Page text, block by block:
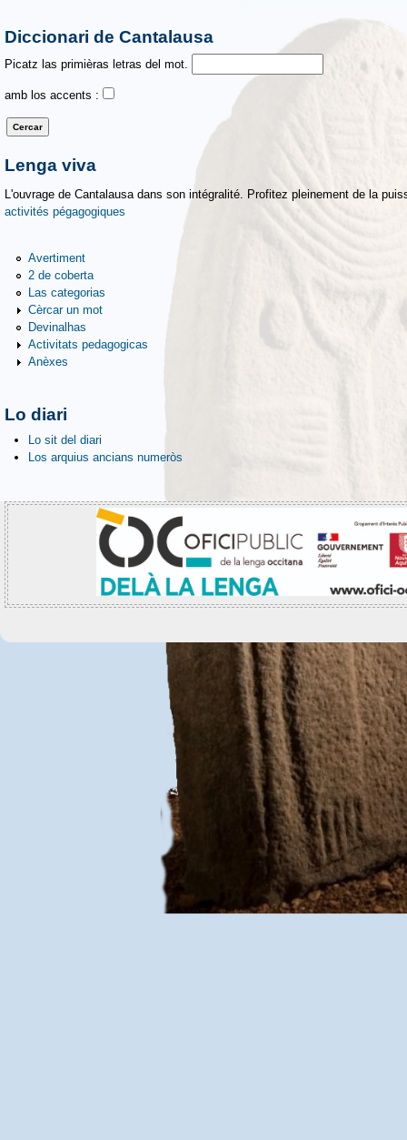
Diccionari de Cantalausa
Picatz las primièras letras del mot.
amb los accents :
Lenga viva
L'ouvrage de Cantalausa dans son intégralité. Profitez pleinement de la
activités pégagogiques
Avertiment
2 de coberta
Las categorias
Cèrcar un mot
Devinalhas
Activitats pedagogicas
Anèxes
Lo diari
Lo sit del diari
Los arquius ancians numeròs